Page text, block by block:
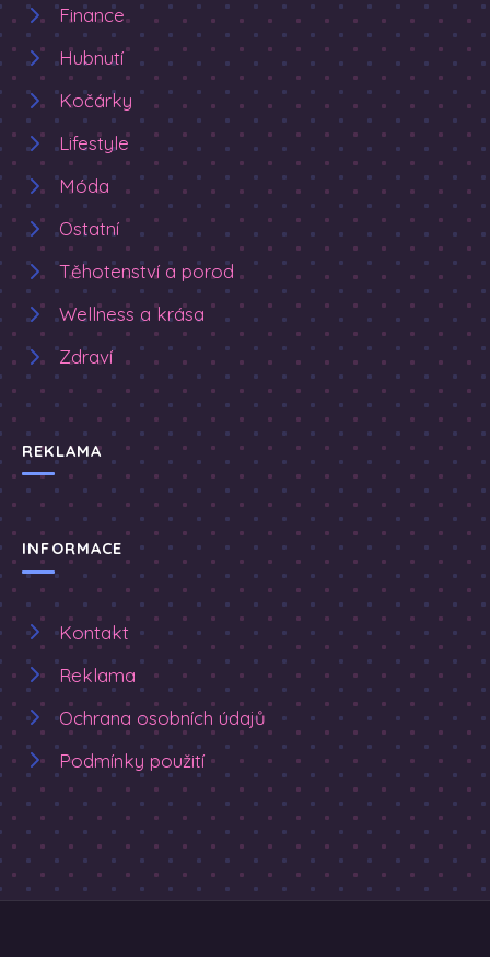
Finance
Hubnutí
Kočárky
Lifestyle
Móda
Ostatní
Těhotenství a porod
Wellness a krása
Zdraví
REKLAMA
INFORMACE
Kontakt
Reklama
Ochrana osobních údajů
Podmínky použití